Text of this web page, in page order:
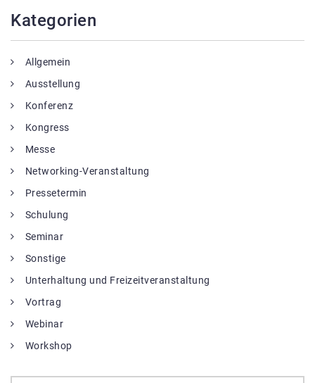
Kategorien
Allgemein
Ausstellung
Konferenz
Kongress
Messe
Networking-Veranstaltung
Pressetermin
Schulung
Seminar
Sonstige
Unterhaltung und Freizeitveranstaltung
Vortrag
Webinar
Workshop